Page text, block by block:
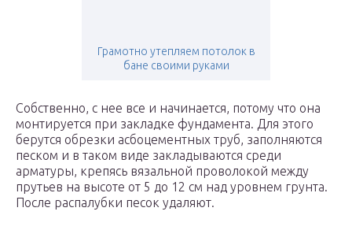
Грамотно утепляем потолок в
бане своими руками
Собственно, с нее все и начинается, потому что она
монтируется при закладке фундамента. Для этого
берутся обрезки асбоцементных труб, заполняются
песком и в таком виде закладываются среди
арматуры, крепясь вязальной проволокой между
прутьев на высоте от 5 до 12 см над уровнем грунта.
После распалубки песок удаляют.